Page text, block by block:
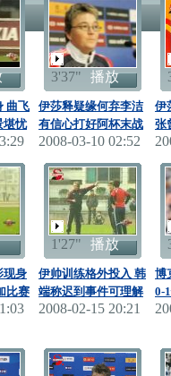
曲飞
堪忧
3'37" 播放
伊莎释疑缘何弃李洁
有信心打好阿杯末战
2008-03-10 02:52
伊
张
现身
比赛
1'27" 播放
伊帅训练格外投入 韩
端称迟到事件可理解
2008-02-15 20:21
博
0-